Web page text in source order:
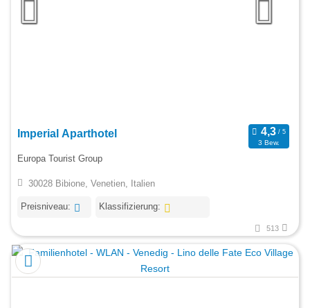
Imperial Aparthotel
3 Bew.
Europa Tourist Group
30028 Bibione, Venetien, Italien
Preisniveau: Klassifizierung:
513